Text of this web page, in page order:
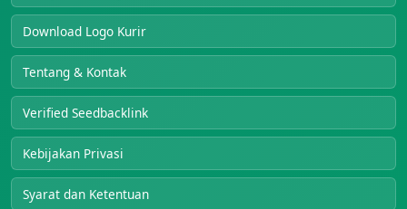
Download Logo Kurir
Tentang & Kontak
Verified Seedbacklink
Kebijakan Privasi
Syarat dan Ketentuan